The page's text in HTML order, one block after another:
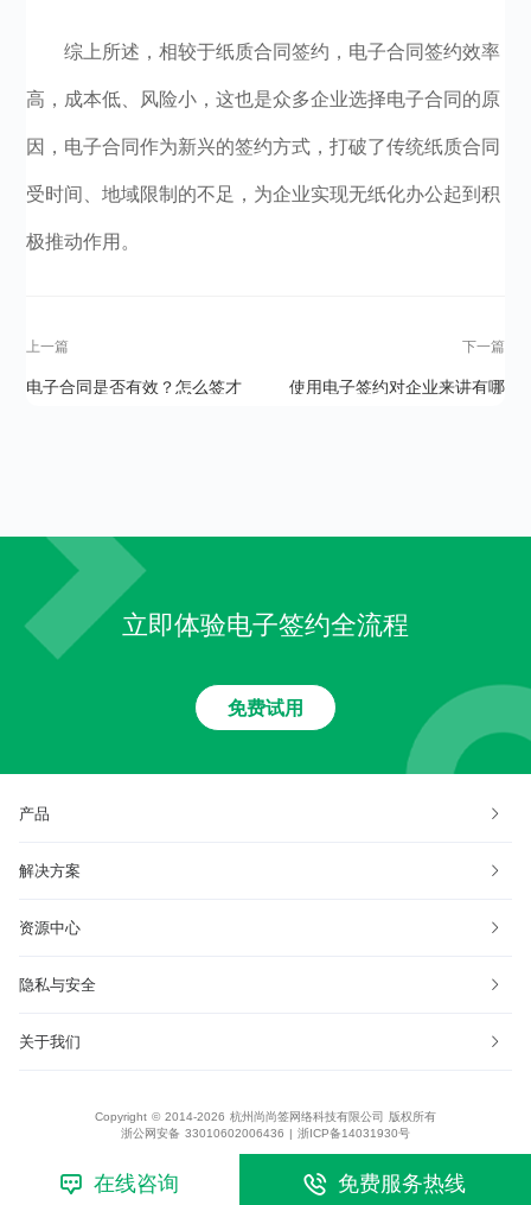
综上所述，相较于纸质合同签约，电子合同签约效率
高，成本低、风险小，这也是众多企业选择电子合同的原
因，电子合同作为新兴的签约方式，打破了传统纸质合同
受时间、地域限制的不足，为企业实现无纸化办公起到积
极推动作用。
上一篇
电子合同是否有效？怎么签才
下一篇
使用电子签约对企业来讲有哪
立即体验电子签约全流程
免费试用
产品
解决方案
资源中心
隐私与安全
关于我们
Copyright © 2014-2026 杭州尚尚签网络科技有限公司 版权所有
浙公网安备 33010602006436 | 浙ICP备14031930号
在线咨询 免费服务热线